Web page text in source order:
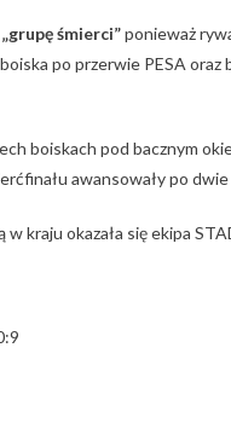
śmierci”ponieważ
po przerwie PESA
boiskach pod bacznym
awansowały po
kraju okazała się ekipa